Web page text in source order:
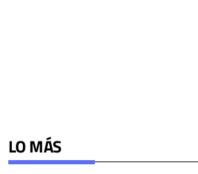
LO MÁS